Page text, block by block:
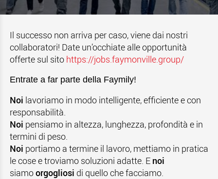
Il successo non arriva per caso, viene dai nostri
collaboratori! Date un’occhiate alle opportunità
offerte sul sito https://jobs.faymonville.group/
Entrate a far parte della Faymily!
Noi lavoriamo in modo intelligente, efficiente e con
responsabilità.
Noi pensiamo in altezza, lunghezza, profondità e in
termini di peso.
Noi portiamo a termine il lavoro, mettiamo in pratica
le cose e troviamo soluzioni adatte. E noi
siamoorgogliosi di quello che facciamo.